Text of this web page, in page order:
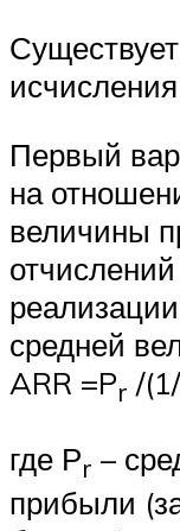
Первый
на
величины
средней
ARR =Pr /
где Рr –
прибыли